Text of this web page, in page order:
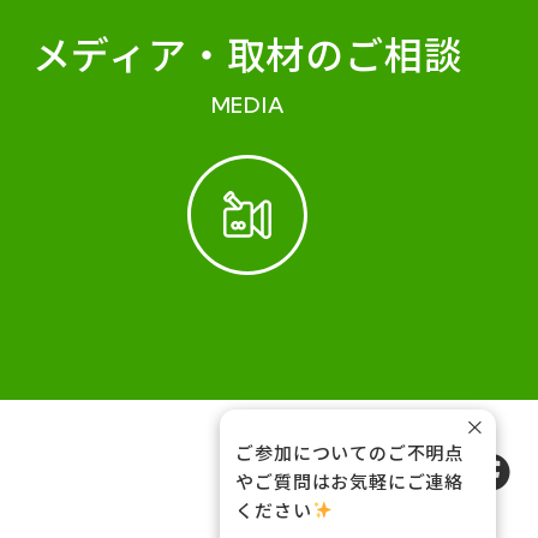
メディア・ 取材のご相談
MEDIA
FOLLOW US
ご参加についてのご不明点
やご質問はお気軽にご連絡
ください
×